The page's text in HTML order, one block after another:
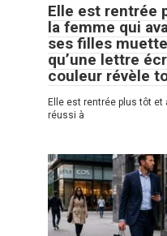
Elle est rentrée
la femme qui
ses filles
qu’une lettre
couleur révèle
Elle est rentrée plus tôt
réussi à